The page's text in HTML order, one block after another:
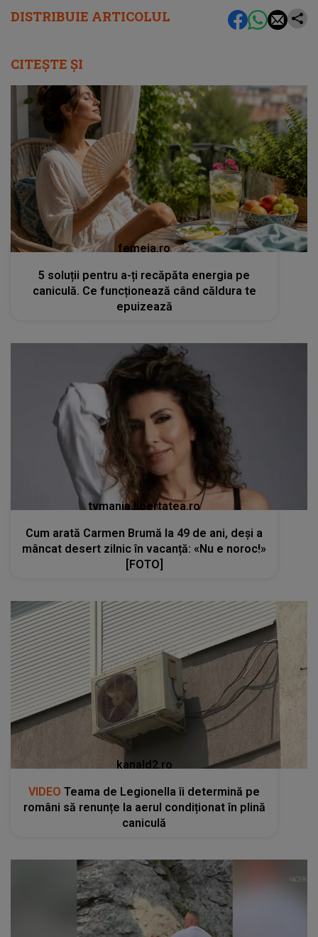
DISTRIBUIE ARTICOLUL
CITEȘTE ȘI
femeia.ro
5 soluții pentru a-ți recăpăta energia pe
caniculă. Ce funcționează când căldura te
epuizează
tvmania.libertatea.ro
Cum arată Carmen Brumă la 49 de ani, deși a
mâncat desert zilnic în vacanță: «Nu e noroc!»
[FOTO]
kanald2.ro
VIDEO Teama de Legionella îi determină pe
români să renunțe la aerul condiționat în plină
caniculă